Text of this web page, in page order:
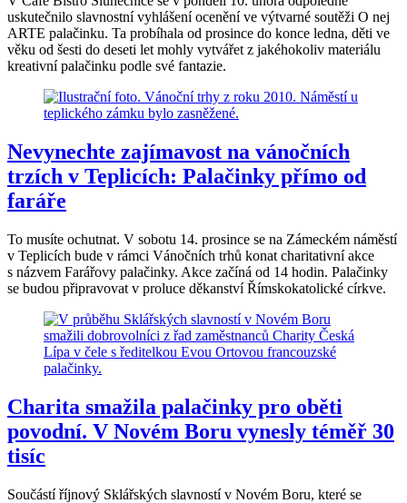
uskutečnilo slavnostní vyhlášení ocenění ve výtvarné soutěži O nej
ARTE palačinku. Ta probíhala od prosince do konce ledna, děti ve
věku od šesti do deseti let mohly vytvářet z jakéhokoliv materiálu
kreativní palačinku podle své fantazie.
Nevynechte zajímavost na vánočních
trzích v Teplicích: Palačinky přímo od
faráře
To musíte ochutnat. V sobotu 14. prosince se na Zámeckém náměstí
v Teplicích bude v rámci Vánočních trhů konat charitativní akce
s názvem Farářovy palačinky. Akce začíná od 14 hodin. Palačinky
se budou připravovat v proluce děkanství Římskokatolické církve.
Charita smažila palačinky pro oběti
povodní. V Novém Boru vynesly téměř 30
tisíc
Součástí říjnový Sklářských slavností v Novém Boru, které se